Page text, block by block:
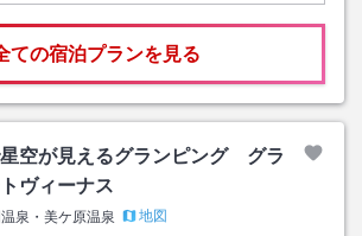
ての宿泊プランを見る
空が見えるグランピング グラ
ヴィーナス
泉・美ケ原温泉
地図